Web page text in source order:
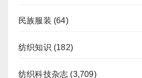
民族服装 (64)
纺织知识 (182)
纺织科技杂志 (3,709)